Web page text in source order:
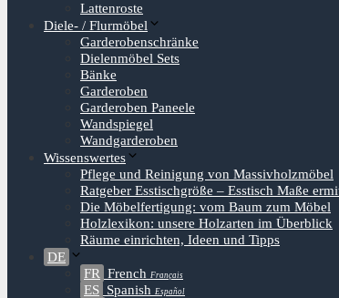
Lattenroste
Diele- / Flurmöbel
Garderobenschränke
Dielenmöbel Sets
Bänke
Garderoben
Garderoben Paneele
Wandspiegel
Wandgarderoben
Wissenswertes
Pflege und Reinigung von Massivholzmöbel
Ratgeber Esstischgröße – Esstisch Maße
Die Möbelfertigung: vom Baum zum Möbel
Holzlexikon: unsere Holzarten im Überblick
Räume einrichten, Ideen und Tipps
DE
FR French Français
ES Spanish Español